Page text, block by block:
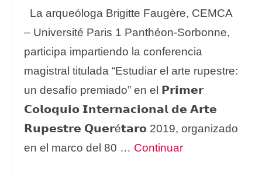
La arqueóloga Brigitte Faugère, CEMCA
– Université Paris 1 Panthéon-Sorbonne,
participa impartiendo la conferencia
magistral titulada “Estudiar el arte rupestre:
un desafío premiado” en el 𝗣𝗿𝗶𝗺𝗲𝗿
𝗖𝗼𝗹𝗼𝗾𝘂𝗶𝗼 𝗜𝗻𝘁𝗲𝗿𝗻𝗮𝗰𝗶𝗼𝗻𝗮𝗹 𝗱𝗲 𝗔𝗿𝘁𝗲
𝗥𝘂𝗽𝗲𝘀𝘁𝗿𝗲 𝗤𝘂𝗲𝗿é𝘁𝗮𝗿𝗼 2019, organizado
en el marco del 80 … Continuar